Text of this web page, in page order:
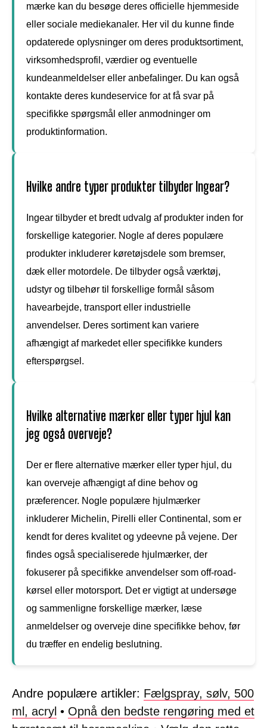
mærke kan du besøge deres officielle hjemmeside
eller sociale mediekanaler. Her vil du kunne finde
opdaterede oplysninger om deres produktsortiment,
virksomhedsprofil, værdier og eventuelle
kundeanmeldelser eller anbefalinger. Du kan også
kontakte deres kundeservice for at få svar på
specifikke spørgsmål eller anmodninger om
produktinformation.
Hvilke andre typer produkter tilbyder Ingear?
Ingear tilbyder et bredt udvalg af produkter inden for
forskellige kategorier. Nogle af deres populære
produkter inkluderer køretøjsdele som bremser,
dæk eller motordele. De tilbyder også værktøj,
udstyr og tilbehør til forskellige formål såsom
havearbejde, transport eller industrielle
anvendelser. Deres sortiment kan variere
afhængigt af markedet eller specifikke kunders
efterspørgsel.
Hvilke alternative mærker eller typer hjul kan
jeg også overveje?
Der er flere alternative mærker eller typer hjul, du
kan overveje afhængigt af dine behov og
præferencer. Nogle populære hjulmærker
inkluderer Michelin, Pirelli eller Continental, som er
kendt for deres kvalitet og ydeevne på vejene. Der
findes også specialiserede hjulmærker, der
fokuserer på specifikke anvendelser som off-road-
kørsel eller motorsport. Det er vigtigt at undersøge
og sammenligne forskellige mærker, læse
anmeldelser og overveje dine specifikke behov, før
du træffer en endelig beslutning.
Andre populære artikler: Fælgspray, sølv, 500
ml, acryl • Opnå den bedste rengøring med et